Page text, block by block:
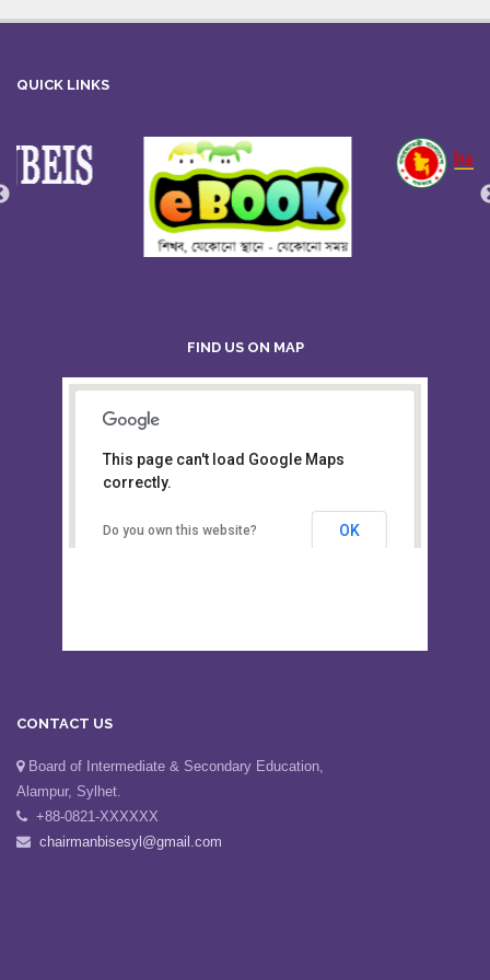
QUICK LINKS
FIND US ON MAP
Board of Intermediate &
Secondary Education, Alampur,
This page can't load Google Maps
correctly.
Do you own this website? OK
CONTACT US
Board of Intermediate & Secondary Education,
Alampur, Sylhet.
+88-0821-XXXXXX
chairmanbisesyl@gmail.com